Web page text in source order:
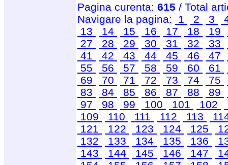
Pagina curenta: 615 / Total
Navigare la pagina:
1 2 3
13
14 15 16 17 18 19
27
28 29 30 31 32 33
41
42 43 44 45 46 47
55
56 57 58 59 60 61
69
70 71 72 73 74 75
83
84 85 86 87 88 89
97
98 99 100 101 102
109
110 111 112 113
121
122 123 124 125
132
133 134 135 136
143
144 145 146 147